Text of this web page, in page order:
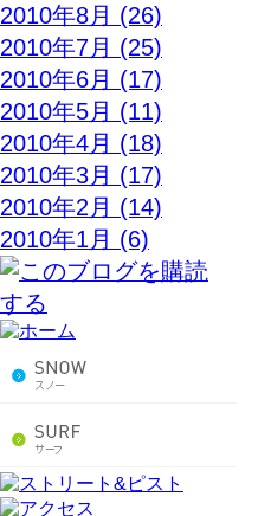
2010年8月 (26)
2010年7月 (25)
2010年6月 (17)
2010年5月 (11)
2010年4月 (18)
2010年3月 (17)
2010年2月 (14)
2010年1月 (6)